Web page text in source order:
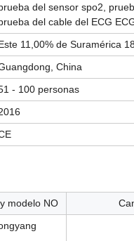
del sensor spo2,
del cable del ECG
11,00% de Suramérica
China
- 100 personas
modelo NO